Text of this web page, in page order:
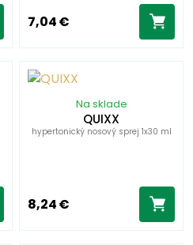
7,04 €
Na sklade
QUIXX
hypertonický nosový sprej 1x30 ml
8,24 €